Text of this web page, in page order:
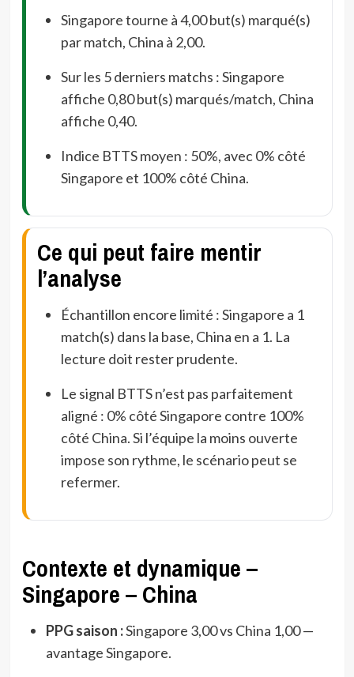
Singapore tourne à 4,00 but(s) marqué(s)
par match, China à 2,00.
Sur les 5 derniers matchs : Singapore
affiche 0,80 but(s) marqués/match, China
affiche 0,40.
Indice BTTS moyen : 50%, avec 0% côté
Singapore et 100% côté China.
Ce qui peut faire mentir
l’analyse
Échantillon encore limité : Singapore a 1
match(s) dans la base, China en a 1. La
lecture doit rester prudente.
Le signal BTTS n’est pas parfaitement
aligné : 0% côté Singapore contre 100%
côté China. Si l’équipe la moins ouverte
impose son rythme, le scénario peut se
refermer.
Contexte et dynamique –
Singapore – China
PPG saison :Singapore 3,00 vs China 1,00 —
avantage Singapore.